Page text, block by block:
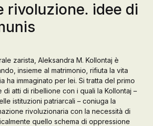
Ricordati
di me
Ha dimenticato la
password?
Registrazione
rivoluzione. idee di
zarista, Aleksandra M. Kollontaj è
insieme al matrimonio, rifiuta la vita
ha immaginato per lei. Si tratta del primo
di atti di ribellione con i quali la Kollontaj –
istituzioni patriarcali – coniuga la
rivoluzionaria con la necessità di
quello schema di oppressione